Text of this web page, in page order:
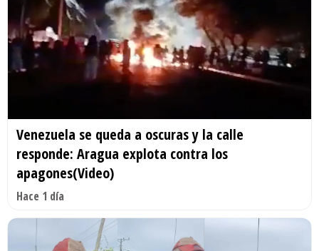
Venezuela se queda a oscuras y la calle
responde: Aragua explota contra los
apagones(Video)
Hace 1 día